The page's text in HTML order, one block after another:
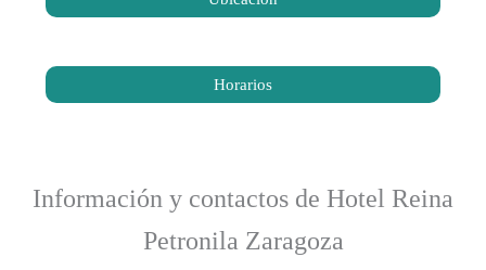
Horarios
Información y contactos de Hotel Reina
Petronila Zaragoza